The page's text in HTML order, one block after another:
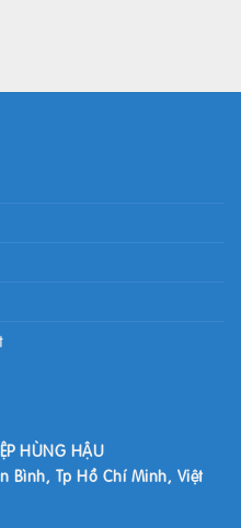
HÙNG HẬU
Bình, Tp Hồ Chí Minh, Việt